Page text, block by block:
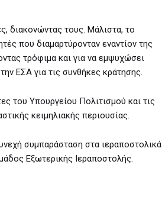
διακονώντας τους. Μάλιστα, το
που διαμαρτύρονταν εναντίον της
τρόφιμα και για να εμψυχώσει
ΕΣΑ για τις συνθήκες κράτησης.
του Υπουργείου Πολιτισμού και τις
κειμηλιακής περιουσίας.
συμπαράσταση στα ιεραποστολικά
Eξωτερικής Iεραποστολής.